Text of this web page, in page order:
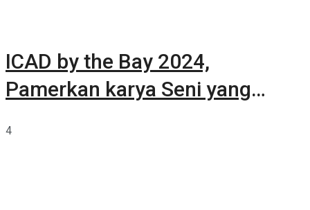
ICAD by the Bay 2024,
Pamerkan karya Seni yang
4